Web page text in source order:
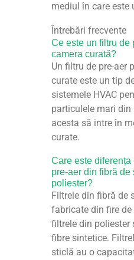
mediul în care este
Întrebări frecvente
Ce este un filtru de
camera curată?
Un filtru de pre-aer
curate este un tip
sistemele HVAC
particulele mari din
acesta să intre în
curate.
Care este
pre-aer din fibră
poliester?
Filtrele din fibră de
fabricate din fire
filtrele din poliester
fibre sintetice.
sticlă au o